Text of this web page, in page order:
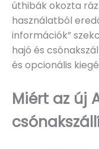
úthibák okozta
használatból
információk”
hajó és
és opcionális
Miért az új